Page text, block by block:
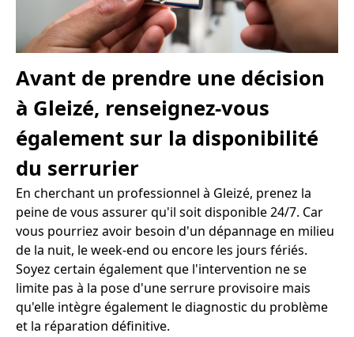
Avant de prendre une décision
à Gleizé, renseignez-vous
également sur la disponibilité
du serrurier
En cherchant un professionnel à Gleizé, prenez la
peine de vous assurer qu'il soit disponible 24/7. Car
vous pourriez avoir besoin d'un dépannage en milieu
de la nuit, le week-end ou encore les jours fériés.
Soyez certain également que l'intervention ne se
limite pas à la pose d'une serrure provisoire mais
qu'elle intègre également le diagnostic du problème
et la réparation définitive.